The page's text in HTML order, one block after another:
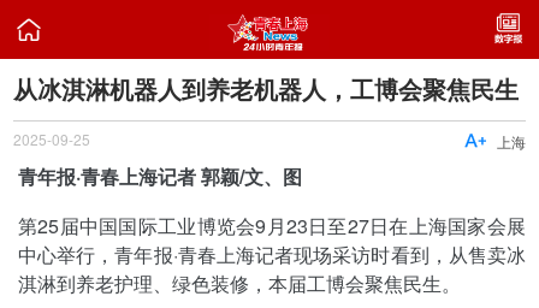

从冰淇淋机器人到养老机器人，工博会聚焦民生
2025-09-25 上海

青年报·青春上海记者 郭颖/文、图
第25届中国国际工业博览会9月23日至27日在上海国家会展
中心举行，青年报·青春上海记者现场采访时看到，从售卖冰
淇淋到养老护理、绿色装修，本届工博会聚焦民生。